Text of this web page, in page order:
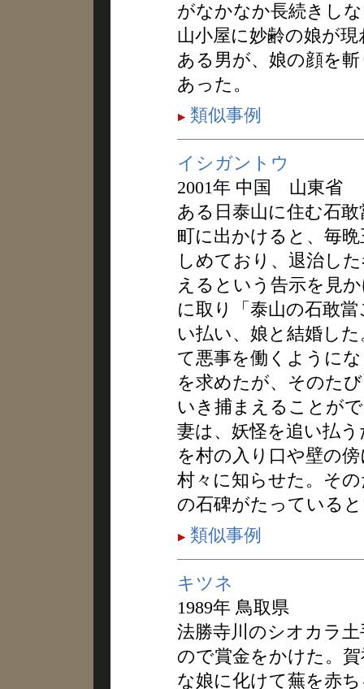
がなかなか長続きし
山小屋に妙齢の娘が
ある男が、娘の顔を
あった。
類似事例
イシガントウ
2001年 中国 山東省
ある日泰山に住む石
町に出かけると、毎
しめており、退治し
えるという告示を見
に取り「泰山の石敢
い払い、娘と結婚し
て悪事を働くように
を求めたが、そのた
いき捕まえることが
妻は、妖怪を追い払
を村の入り口や壁の
村々に知らせた。そ
の石碑がたっている
類似事例
キツネ
1989年 鳥取県
法勝寺川のシオカラ
ので賞金をかけた。
な娘に化けて蕪を赤